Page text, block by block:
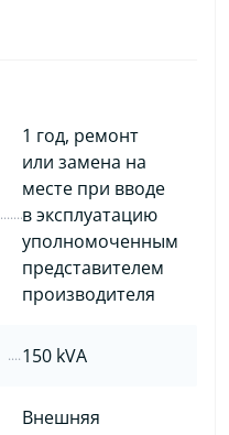
1 год, ремонт
или замена на
месте при вводе
в эксплуатацию
уполномоченным
представителем
производителя
150 kVA
Внешняя